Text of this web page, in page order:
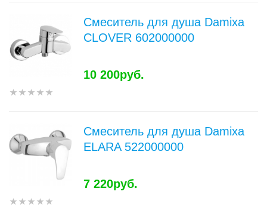
Смеситель для душа Damixa
CLOVER 602000000
10 200руб.
Смеситель для душа Damixa
ELARA 522000000
7 220руб.